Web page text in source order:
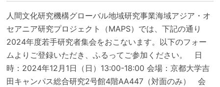
人間文化研究機構グローバル地域研究事業海域アジア・オ
セアニア研究プロジェクト（MAPS）では、下記の通り
2024年度若手研究者集会をおこないます。以下のフォー
ムよりご登録いただき、ふるってご参加ください。 日
時：2024年12月1日（日）13:00-18:00 会場：京都大学吉
田キャンパス総合研究2号館4階AA447（対面のみ） 会